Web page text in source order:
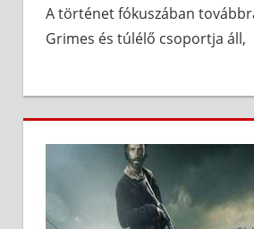
A történet fókuszában
Grimes és túlélő csoportja áll,